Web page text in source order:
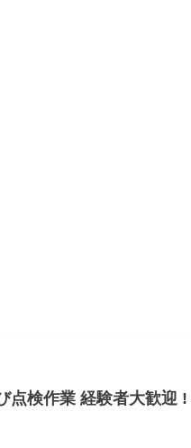
点検作業 経験者大歓迎